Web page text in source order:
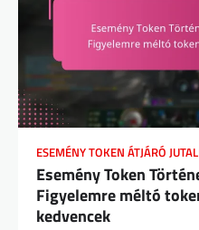
ESEMÉNY TOKEN ÁTJÁRÓ
Esemény Token
Figyelemre méltó
kedvencek